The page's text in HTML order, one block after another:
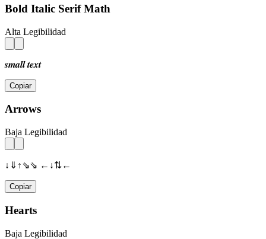
Bold Italic Serif Math
Alta Legibilidad
𝒔𝒎𝒂𝒍𝒍 𝒕𝒆𝒙𝒕
Copiar
Arrows
Baja Legibilidad
↓⇓↑⇘⇘ ←↓⇅←
Copiar
Hearts
Baja Legibilidad